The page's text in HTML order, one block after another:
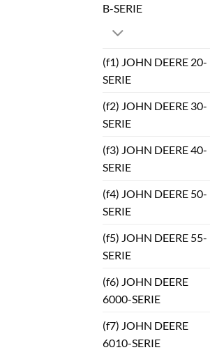
B-SERIE
(f1) JOHN DEERE 20-
SERIE
(f2) JOHN DEERE 30-
SERIE
(f3) JOHN DEERE 40-
SERIE
(f4) JOHN DEERE 50-
SERIE
(f5) JOHN DEERE 55-
SERIE
(f6) JOHN DEERE
6000-SERIE
(f7) JOHN DEERE
6010-SERIE